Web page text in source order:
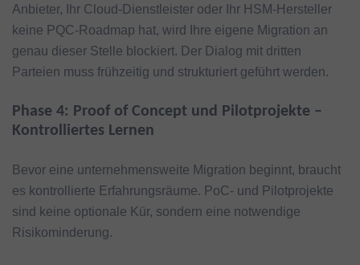
Anbieter, Ihr Cloud-Dienstleister oder Ihr HSM-Hersteller
keine PQC-Roadmap hat, wird Ihre eigene Migration an
genau dieser Stelle blockiert. Der Dialog mit dritten
Parteien muss frühzeitig und strukturiert geführt werden.
Phase 4: Proof of Concept und Pilotprojekte –
Kontrolliertes Lernen
Bevor eine unternehmensweite Migration beginnt, braucht
es kontrollierte Erfahrungsräume. PoC- und Pilotprojekte
sind keine optionale Kür, sondern eine notwendige
Risikominderung.